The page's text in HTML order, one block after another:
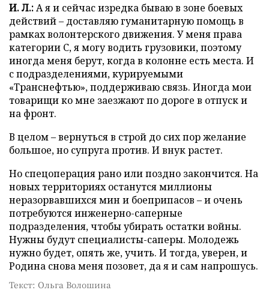
И. Л.:А я и сейчас изредка бываю в зоне боевых
действий – доставляю гуманитарную помощь в
рамках волонтерского движения. У меня права
категории С, я могу водить грузовики, поэтому
иногда меня берут, когда в колонне есть места. И
с подразделениями, курируемыми
«Транснефтью», поддерживаю связь. Иногда мои
товарищи ко мне заезжают по дороге в отпуск и
на фронт.
В целом – вернуться в строй до сих пор желание
большое, но супруга против. И внук растет.
Но спецоперация рано или поздно закончится. На
новых территориях останутся миллионы
неразорвавшихся мин и боеприпасов – и очень
потребуются инженерно-саперные
подразделения, чтобы убирать остатки войны.
Нужны будут специалисты-саперы. Молодежь
нужно будет, опять же, учить. И тогда, уверен, и
Родина снова меня позовет, да я и сам напрошусь.
Текст: Ольга Волошина